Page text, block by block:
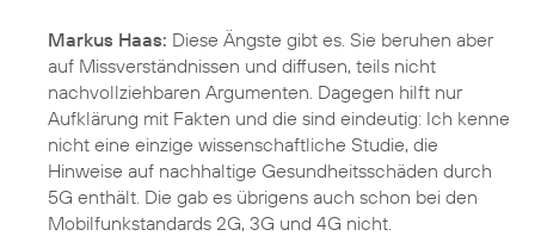
Markus Haas: Diese Ängste gibt es. Sie beruhen aber
auf Missverständnissen und diffusen, teils nicht
nachvollziehbaren Argumenten. Dagegen hilft nur
Aufklärung mit Fakten und die sind eindeutig: Ich kenne
nicht eine einzige wissenschaftliche Studie, die
Hinweise auf nachhaltige Gesundheitsschäden durch
5G enthält. Die gab es übrigens auch schon bei den
Mobilfunkstandards 2G, 3G und 4G nicht.